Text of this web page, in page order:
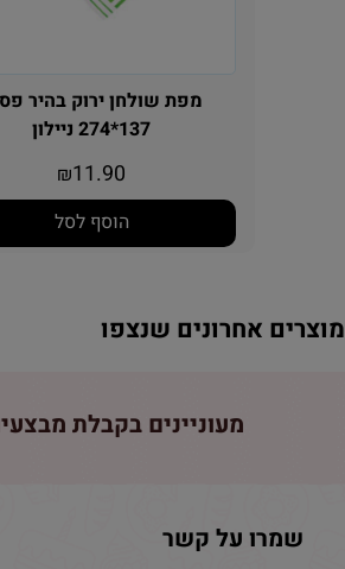
מפת שולחן ירוק בהיר
137*274 ניילון
₪11.90
הוסף לסל
אחרונים שנצפו
מעוניינים בקבלת
שמרו על קשר